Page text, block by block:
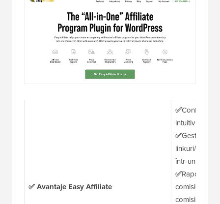
✅ Avantaje Easy Affiliate
✅
intuitiv
✅Gestionați
linkuri/
într-un singur
✅Rapoarte
comision